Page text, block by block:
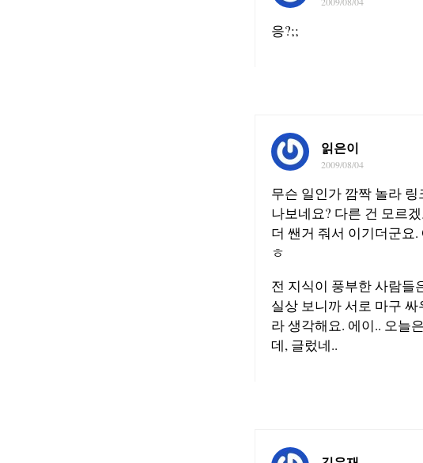
응?;;
읽은이
2009/08/04
무슨 일인가 깜짝 놀라
나보네요? 다른 건 모르
더 쌘거 줘서 이기더군요
ㅎ
전 지식이 풍부한 사람들
실상 보니까 서로 마구
라 생각해요. 에이.. 오늘
데, 글렀네..